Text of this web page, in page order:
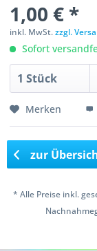
1,00 € *
inkl. MwSt.zzgl.
Sofort
Merken
zur
* Alle Preise inkl.